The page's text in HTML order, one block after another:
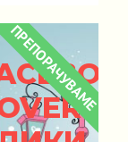
ПРЕПОРАЧУВАМЕ